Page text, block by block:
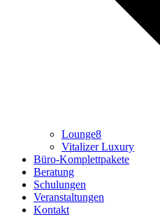
Lounge8
Vitalizer Luxury
Büro-Komplettpakete
Beratung
Schulungen
Veranstaltungen
Kontakt